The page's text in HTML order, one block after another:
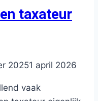
taxateur
20251 april 2026
vaak